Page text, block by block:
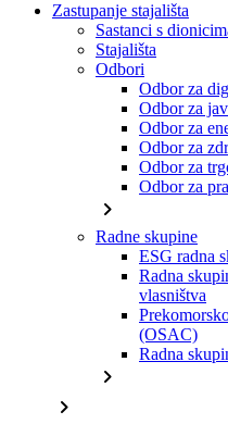
Zastupanje stajališta
Sastanci s
Stajališta
Odbori
Odbor za
Odbor za
Odbor za
Odbor za
Odbor za
Odbor za
chevron_right
Radne skupine
ESG radna
Radna
vlasništva
(OSAC)
Radna
chevron_right
chevron_right